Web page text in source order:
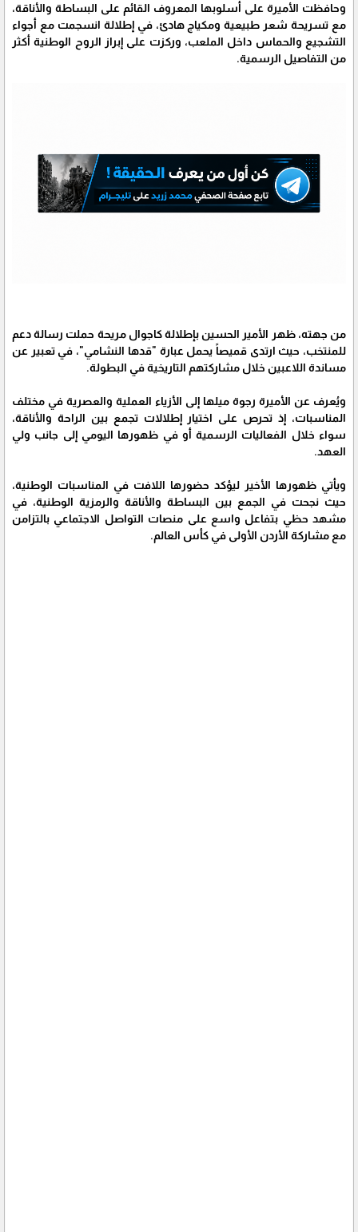
وحافظت الأميرة على أسلوبها المعروف القائم على البساطة والأناقة،
مع تسريحة شعر طبيعية ومكياج هادئ، في إطلالة انسجمت مع أجواء
التشجيع والحماس داخل الملعب، وركزت على إبراز الروح الوطنية أكثر
من التفاصيل الرسمية.
من جهته، ظهر الأمير الحسين بإطلالة كاجوال مريحة حملت رسالة دعم
للمنتخب، حيث ارتدى قميصاً يحمل عبارة "قدها النشامي"، في تعبير عن
مساندة اللاعبين خلال مشاركتهم التاريخية في البطولة.
ويُعرف عن الأميرة رجوة ميلها إلى الأزياء العملية والعصرية في مختلف
المناسبات، إذ تحرص على اختيار إطلالات تجمع بين الراحة والأناقة،
سواء خلال الفعاليات الرسمية أو في ظهورها اليومي إلى جانب ولي
العهد.
ويأتي ظهورها الأخير ليؤكد حضورها اللافت في المناسبات الوطنية،
حيث نجحت في الجمع بين البساطة والأناقة والرمزية الوطنية، في
مشهد حظي بتفاعل واسع على منصات التواصل الاجتماعي بالتزامن
مع مشاركة الأردن الأولى في كأس العالم.